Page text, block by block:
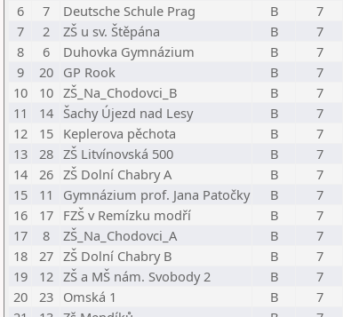
6
7 Deutsche Schule Prag B 7
7
2 ZŠ u sv. Štěpána B 7
8
6 Duhovka Gymnázium B 7
9
20 GP Rook B 7
10
10 ZŠ_Na_Chodovci_B B 7
11
14 Šachy Újezd nad Lesy B 7
12
15 Keplerova pěchota B 7
13
28 ZŠ Litvínovská 500 B 7
14
26 ZŠ Dolní Chabry A B 7
15
11 Gymnázium prof. Jana Patočky B 7
16
17 FZŠ v Remízku modří B 7
17
8 ZŠ_Na_Chodovci_A B 7
18
27 ZŠ Dolní Chabry B B 7
19
12 ZŠ a MŠ nám. Svobody 2 B 7
20
23 Omská 1 B 7